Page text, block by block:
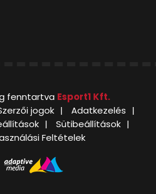
fenntartva Esport1 Kft.
jogok
Adatkezelés
Sütibeállítások
Feltételek